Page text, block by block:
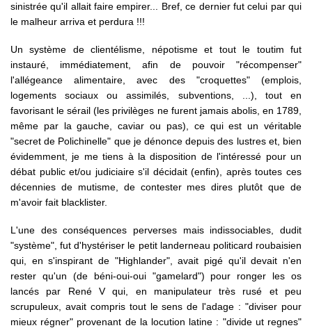
sinistrée qu'il allait faire empirer... Bref, ce dernier fut celui par qui
le malheur arriva et perdura !!!
Un système de clientélisme, népotisme et tout le toutim fut
instauré, immédiatement, afin de pouvoir "récompenser"
l'allégeance alimentaire, avec des "croquettes" (emplois,
logements sociaux ou assimilés, subventions, ...), tout en
favorisant le sérail (les privilèges ne furent jamais abolis, en 1789,
même par la gauche, caviar ou pas), ce qui est un véritable
"secret de Polichinelle" que je dénonce depuis des lustres et, bien
évidemment, je me tiens à la disposition de l'intéressé pour un
débat public et/ou judiciaire s'il décidait (enfin), après toutes ces
décennies de mutisme, de contester mes dires plutôt que de
m'avoir fait blacklister.
L'une des conséquences perverses mais indissociables, dudit
"système", fut d'hystériser le petit landerneau politicard roubaisien
qui, en s'inspirant de "Highlander", avait pigé qu'il devait n'en
rester qu'un (de béni-oui-oui "gamelard") pour ronger les os
lancés par René V qui, en manipulateur très rusé et peu
scrupuleux, avait compris tout le sens de l'adage : "diviser pour
mieux régner" provenant de la locution latine : "divide ut regnes"